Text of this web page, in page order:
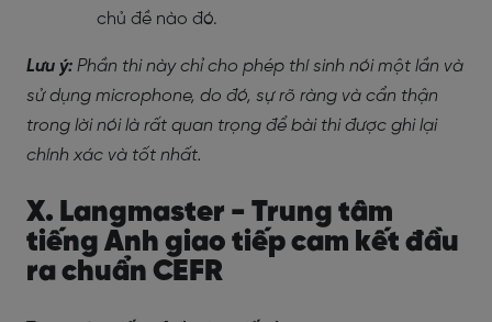
chủ đề nào đó.
Lưu ý: Phần thi này chỉ cho phép thí sinh nói một lần và
sử dụng microphone, do đó, sự rõ ràng và cẩn thận
trong lời nói là rất quan trọng để bài thi được ghi lại
chính xác và tốt nhất.
X. Langmaster - Trung tâm
tiếng Anh giao tiếp cam kết đầu
ra chuẩn CEFR